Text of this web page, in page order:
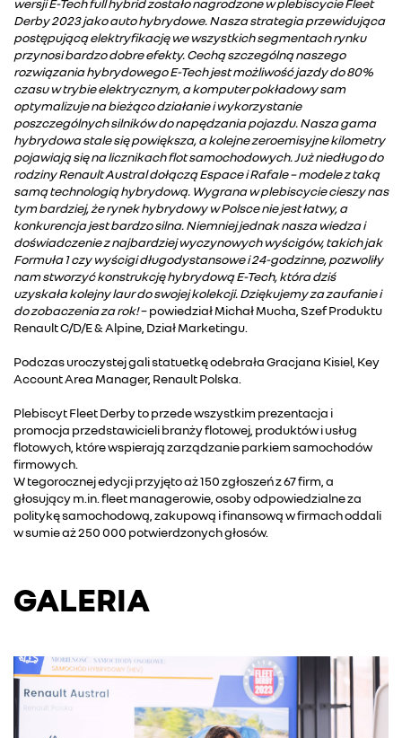
wersji E-Tech full hybrid zostało nagrodzone w plebiscycie Fleet
Derby 2023 jako auto hybrydowe. Nasza strategia przewidująca
postępującą elektryfikację we wszystkich segmentach rynku
przynosi bardzo dobre efekty. Cechą szczególną naszego
rozwiązania hybrydowego E-Tech jest możliwość jazdy do 80%
czasu w trybie elektrycznym, a komputer pokładowy sam
optymalizuje na bieżąco działanie i wykorzystanie
poszczególnych silników do napędzania pojazdu. Nasza gama
hybrydowa stale się powiększa, a kolejne zeroemisyjne kilometry
pojawiają się na licznikach flot samochodowych. Już niedługo do
rodziny Renault Austral dołączą Espace i Rafale – modele z taką
samą technologią hybrydową. Wygrana w plebiscycie cieszy nas
tym bardziej, że rynek hybrydowy w Polsce nie jest łatwy, a
konkurencja jest bardzo silna. Niemniej jednak nasza wiedza i
doświadczenie z najbardziej wyczynowych wyścigów, takich jak
Formuła 1 czy wyścigi długodystansowe i 24-godzinne, pozwoliły
nam stworzyć konstrukcję hybrydową E-Tech, która dziś
uzyskała kolejny laur do swojej kolekcji. Dziękujemy za zaufanie i
do zobaczenia za rok!– powiedział Michał Mucha, Szef Produktu
Renault C/D/E & Alpine, Dział Marketingu.
Podczas uroczystej gali statuetkę odebrała Gracjana Kisiel, Key
Account Area Manager, Renault Polska.
Plebiscyt Fleet Derby to przede wszystkim prezentacja i
promocja przedstawicieli branży flotowej, produktów i usług
flotowych, które wspierają zarządzanie parkiem samochodów
firmowych.
W tegorocznej edycji przyjęto aż 150 zgłoszeń z 67 firm, a
głosujący m.in. fleet managerowie, osoby odpowiedzialne za
politykę samochodową, zakupową i finansową w firmach oddali
w sumie aż 250 000 potwierdzonych głosów.
GALERIA